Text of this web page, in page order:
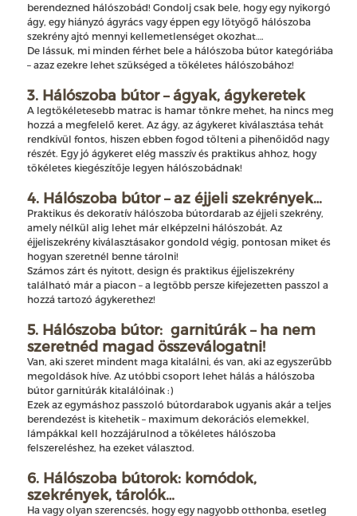
berendezned hálószobád! Gondolj csak bele, hogy egy nyikorgó
ágy, egy hiányzó ágyrács vagy éppen egy lötyögő hálószoba
szekrény ajtó mennyi kellemetlenséget okozhat….
De lássuk, mi minden férhet bele a hálószoba bútor kategóriába
– azaz ezekre lehet szükséged a tökéletes hálószobához!
3. Hálószoba bútor – ágyak, ágykeretek
A legtökéletesebb matrac is hamar tönkre mehet, ha nincs meg
hozzá a megfelelő keret. Az ágy, az ágykeret kiválasztása tehát
rendkívül fontos, hiszen ebben fogod tölteni a pihenőidőd nagy
részét. Egy jó ágykeret elég masszív és praktikus ahhoz, hogy
tökéletes kiegészítője legyen hálószobádnak!
4. Hálószoba bútor – az éjjeli szekrények…
Praktikus és dekoratív hálószoba bútordarab az éjjeli szekrény,
amely nélkül alig lehet már elképzelni hálószobát. Az
éjjeliszekrény kiválasztásakor gondold végig, pontosan miket és
hogyan szeretnél benne tárolni!
Számos zárt és nyitott, design és praktikus éjjeliszekrény
található már a piacon – a legtöbb persze kifejezetten passzol a
hozzá tartozó ágykerethez!
5. Hálószoba bútor: garnitúrák – ha nem
szeretnéd magad összeválogatni!
Van, aki szeret mindent maga kitalálni, és van, aki az egyszerűbb
megoldások híve. Az utóbbi csoport lehet hálás a hálószoba
bútor garnitúrák kitalálóinak :)
Ezek az egymáshoz passzoló bútordarabok ugyanis akár a teljes
berendezést is kitehetik – maximum dekorációs elemekkel,
lámpákkal kell hozzájárulnod a tökéletes hálószoba
felszereléshez, ha ezeket választod.
6. Hálószoba bútorok: komódok,
szekrények, tárolók…
Ha vagy olyan szerencsés, hogy egy nagyobb otthonba, esetleg